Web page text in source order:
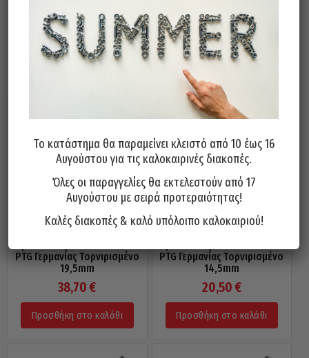
Σχετικά προϊόντα
PTG Γερμανίας Τορνιρισμένο
19,5mm
38,70€
Προσθήκη στο καλάθι
PTG Γερμανίας Τορνιρισμένο
14,5mm
20,50 €
Προσθήκη στο καλάθι
Το κατάστημα θα παραμείνει κλειστό από 10 έως 16
Αυγούστου για τις καλοκαιρινές διακοπές.
Όλες οι παραγγελίες θα εκτελεστούν από 17
Αυγούστου με σειρά προτεραιότητας!
Καλές διακοπές & καλό υπόλοιπο καλοκαιριού!